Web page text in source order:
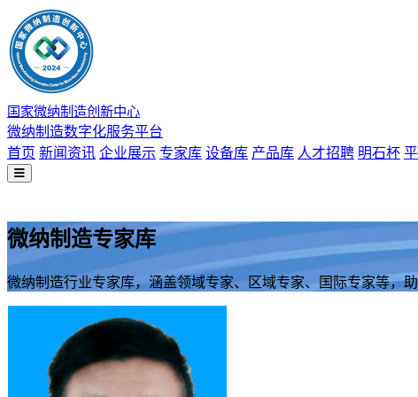
国家微纳制造创新中心
微纳制造数字化服务平台
首页 新闻资讯企业展示 专家库设备库 产品库 人才招聘 明石杯
微纳制造专家库
微纳制造行业专家库，涵盖领域专家、区域专家、国际专家等，